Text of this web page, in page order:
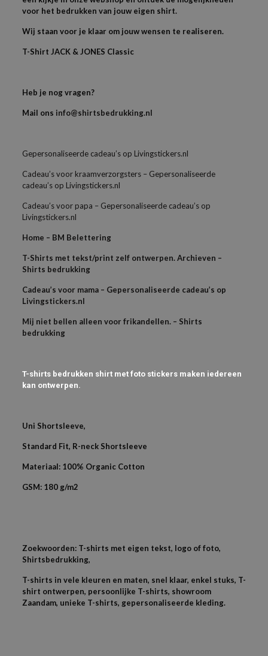
voor het bedrukken van jouw eigen shirt.
Wij staan voor je klaar om jouw wensen te realiseren.
T-Shirt JACK & JONES Classic
Heb je nog vragen?
Mail ons info@shirtsbedrukking.nl
Gepersonaliseerde cadeau’s op Livingstickers.nl
Cadeau’s voor kraamverzorgsters – Gepersonaliseerde
cadeau’s op Livingstickers.nl
Cadeau’s voor papa – Gepersonaliseerde cadeau’s op
Livingstickers.nl
Home – BM Belettering
T-Shirts met tekst/print zelf ontwerpen. Archieven –
Shirts bedrukking
Cadeau’s voor mama – Gepersonaliseerde cadeau’s op
Livingstickers.nl
Mij niet bellen alleen voor frikandellen. – Shirts
bedrukking
T-shirts bedrukken shirt met foto stickers maken iedereen
kan ontwerpen.
Uni Shortsleeve,
Standard Fit, R-neck Shortsleeve
Materiaal: 100% Organic Cotton
GSM: 180 g/m2
Zoekwoorden: T-shirts met eigen tekst, logo of foto,
Shirtsbedrukking,
T-shirts in vele kleuren en maten, snel klaar, enkel stuks, T-
shirt ontwerpen, persoonlijke T-shirts, showroom
Zaandam, unieke T-shirts, gepersonaliseerde kleding.